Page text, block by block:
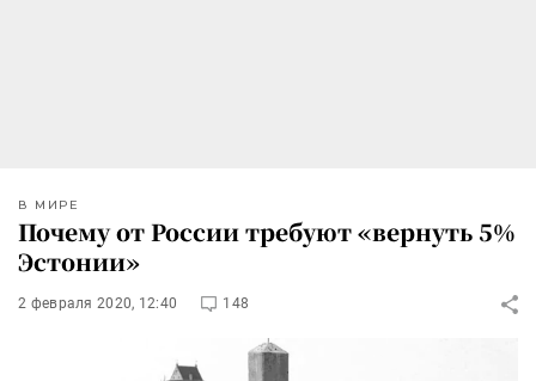
В МИРЕ
Почему от России требуют «вернуть 5%
Эстонии»
2 февраля 2020, 12:40 148